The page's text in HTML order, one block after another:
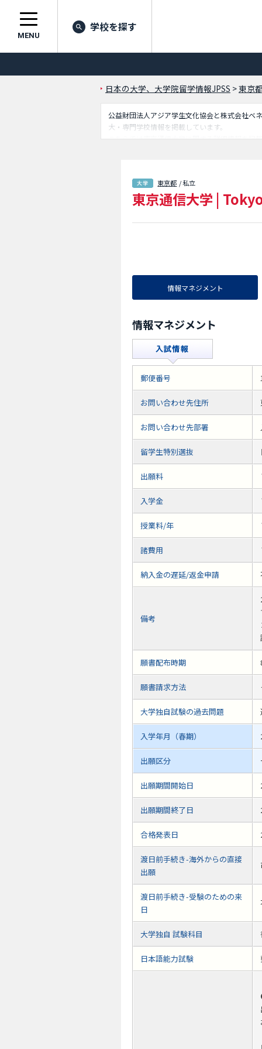
MENU
学校を探す
日本の大学、大学院留学情報JPSS >東京
公益財団法人アジア学生文化協会と株式会社ベ
大・専門学校情報を掲載しています。
こちらでは東京通信大学に関する詳細情報を記
東京都 / 私立
東京通信大学 |
情報マネジメント
情報マネジメント
郵便番号
お問い合わせ先住所
お問い合わせ先部署
留学生特別選抜
出願料
入学金
授業料/年
諸費用
納入金の遅延/返金申請
備考
願書配布時期
願書請求方法
大学独自試験の過去問題
入学年月（春期）
出願区分
出願期間開始日
出願期間終了日
合格発表日
渡日前手続き-海外からの直接
出願
渡日前手続き-受験のための来
日
大学独自 試験科目
日本語能力試験